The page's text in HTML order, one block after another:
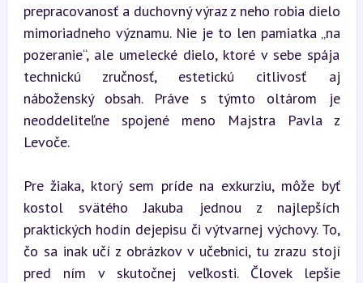
prepracovanosť a duchovný výraz z neho robia dielo
mimoriadneho významu. Nie je to len pamiatka „na
pozeranie“, ale umelecké dielo, ktoré v sebe spája
technickú zručnosť, estetickú citlivosť aj
náboženský obsah. Práve s týmto oltárom je
neoddeliteľne spojené meno Majstra Pavla z
Levoče.
Pre žiaka, ktorý sem príde na exkurziu, môže byť
kostol svätého Jakuba jednou z najlepších
praktických hodín dejepisu či výtvarnej výchovy. To,
čo sa inak učí z obrázkov v učebnici, tu zrazu stojí
pred ním v skutočnej veľkosti. Človek lepšie